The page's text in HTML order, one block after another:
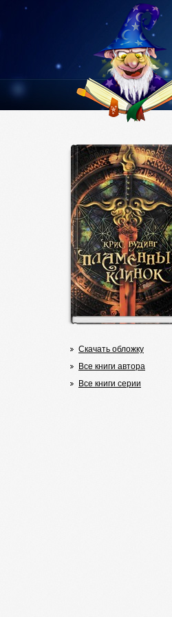
Скачать обложку
Все книги автора
Все книги серии